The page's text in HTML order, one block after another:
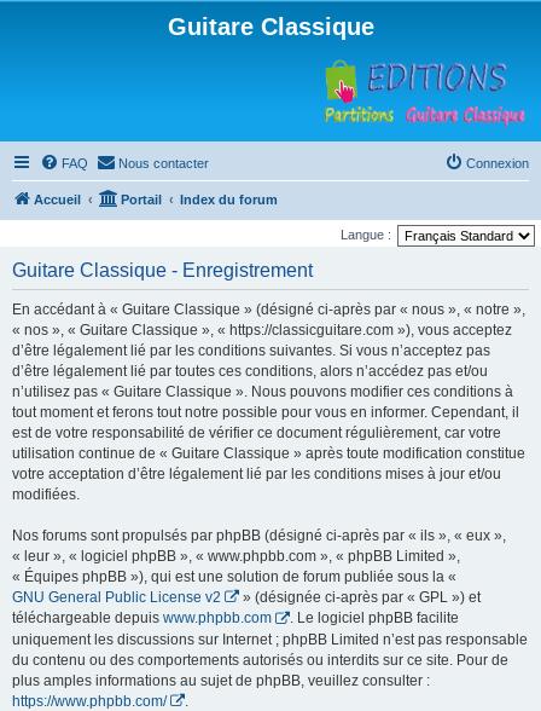
Guitare Classique
FAQ Nous contacter Connexion
Accueil Portail Index du forum
Langue :
Guitare Classique - Enregistrement
En accédant à « Guitare Classique » (désigné ci-après par « nous », « notre »,
« nos », « Guitare Classique », « https://classicguitare.com »), vous acceptez
d’être légalement lié par les conditions suivantes. Si vous n’acceptez pas
d’être légalement lié par toutes ces conditions, alors n’accédez pas et/ou
n’utilisez pas « Guitare Classique ». Nous pouvons modifier ces conditions à
tout moment et ferons tout notre possible pour vous en informer. Cependant, il
est de votre responsabilité de vérifier ce document régulièrement, car votre
utilisation continue de « Guitare Classique » après toute modification constitue
votre acceptation d’être légalement lié par les conditions mises à jour et/ou
modifiées.
Nos forums sont propulsés par phpBB (désigné ci-après par « ils », « eux »,
« leur », « logiciel phpBB », « www.phpbb.com », « phpBB Limited »,
« Équipes phpBB »), qui est une solution de forum publiée sous la «
GNU General Public License v2
» (désignée ci-après par « GPL ») et
téléchargeable depuis www.phpbb.com
. Le logiciel phpBB facilite
uniquement les discussions sur Internet ; phpBB Limited n’est pas responsable
du contenu ou des comportements autorisés ou interdits sur ce site. Pour de
plus amples informations au sujet de phpBB, veuillez consulter :
https://www.phpbb.com/